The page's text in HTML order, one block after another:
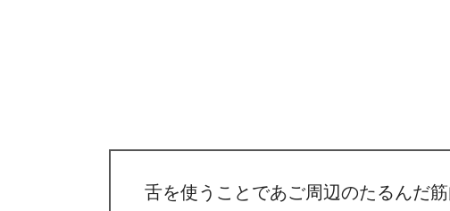
舌を使うことであご周辺のたるんだ